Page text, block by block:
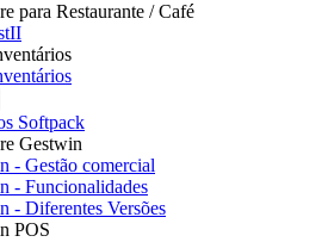
para Restaurante / Café
Softpack
Gestwin
- Gestão comercial
- Funcionalidades
- Diferentes Versões
POS